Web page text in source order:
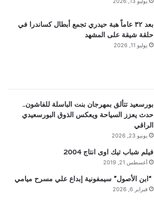
بعد ٣٢ عاماً هبة حيدري تجمع أبطال كساندرا في
حلقة شيقة على المشهد
يوليو 11, 2026
بورسعيد تتألق بمهرجان بنت الباسلة للفاشون..
حدث يعزز السياحة ويعكس الذوق البورسعيدي
الراقي
يونيو 23, 2026
فيلم شباب تيك اوى انتاج 2004
أغسطس 21, 2019
“ابن الأصول” سيمفونية إبداع علي مسرح ميامي
فبراير 6, 2026